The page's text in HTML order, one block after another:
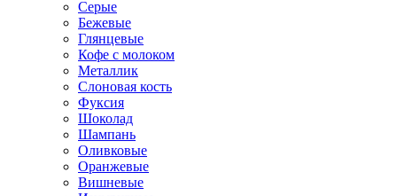
Серые
Бежевые
Глянцевые
Кофе с молоком
Металлик
Слоновая кость
Фуксия
Шоколад
Шампань
Оливковые
Оранжевые
Вишневые